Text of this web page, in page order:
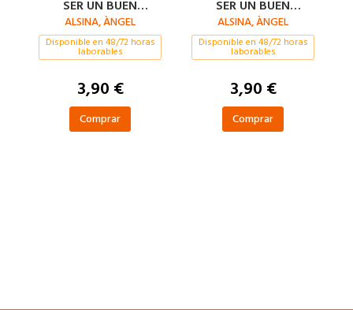
SER UN BUEN
MATEMÁTICO 7
AÑOS
ALSINA, ÀNGEL
Disponible en 48/72 horas
laborables
3,90 €
Comprar
SER UN BUEN
MATEMÁTICO 6
AÑOS
ALSINA, ÀNGEL
Disponible en 48/72 horas
laborables
3,90 €
Comprar